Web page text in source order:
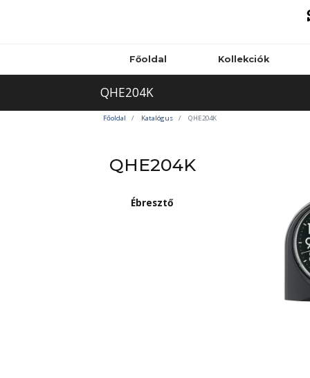
Főoldal Kollekciók
QHE204K
Főoldal Katalógus QHE204K
QHE204K
Ébresztő